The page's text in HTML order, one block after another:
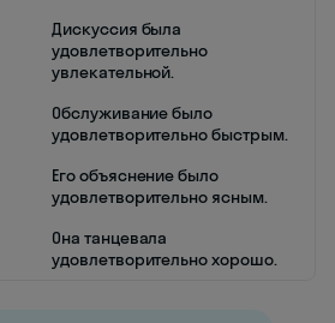
Дискуссия была
удовлетворительно
увлекательной.
Обслуживание было
удовлетворительно быстрым.
Его объяснение было
удовлетворительно ясным.
Она танцевала
удовлетворительно хорошо.